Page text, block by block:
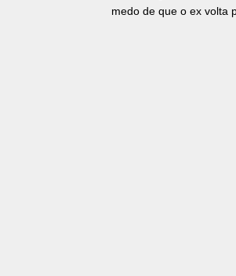
medo de que o ex volta